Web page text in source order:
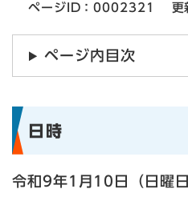
ページID：0002321
ページ内目次
日時
令和9年1月10日（日曜日